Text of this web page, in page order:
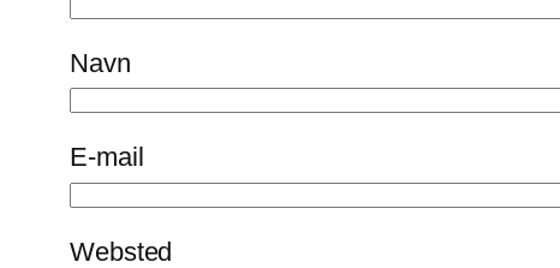
Navn
E-mail
Websted